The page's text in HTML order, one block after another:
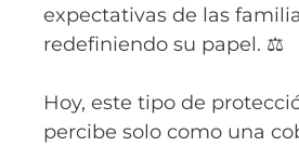
expectativas de las
redefiniendo su papel. ⚖️
Hoy, este tipo de
percibe solo como una